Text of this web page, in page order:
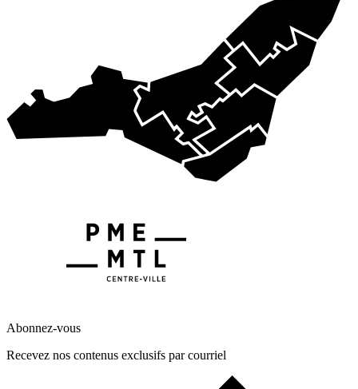
Abonnez-vous
Recevez nos contenus exclusifs par courriel